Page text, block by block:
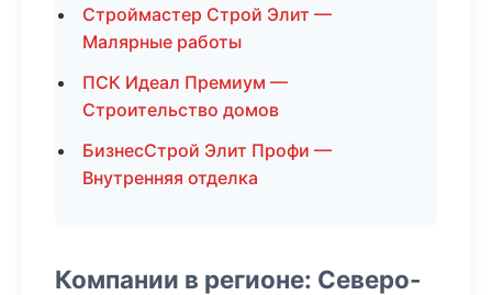
Строймастер Строй Элит —
Малярные работы
ПСК Идеал Премиум —
Строительство домов
БизнесСтрой Элит Профи —
Внутренняя отделка
Компании в регионе: Северо-